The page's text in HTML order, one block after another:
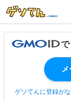
ゲソてんに登録が